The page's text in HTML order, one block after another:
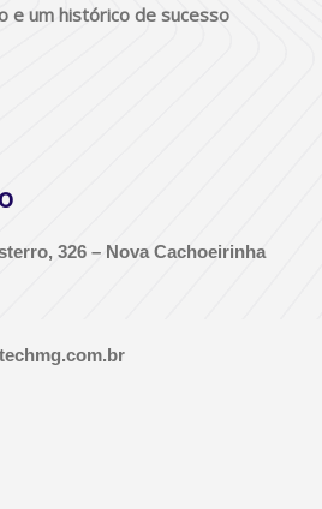
e um histórico de sucesso
326 – Nova Cachoeirinha